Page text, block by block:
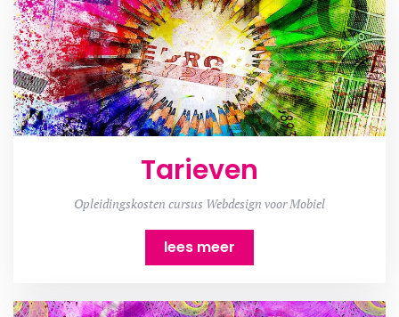
Tarieven
Opleidingskosten cursus Webdesign voor Mobiel
lees meer